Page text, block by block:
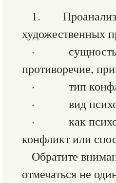
1.
художественных
· сущность
противоречие,
· тип
· вид
· как
конфликт или
Обратите
отмечаться не